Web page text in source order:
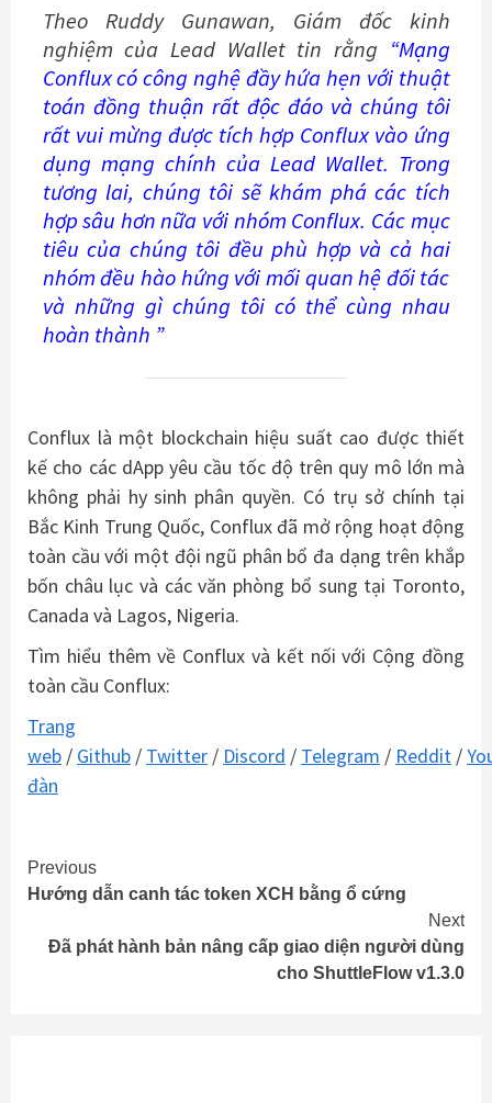
Theo Ruddy Gunawan, Giám đốc kinh
nghiệm của Lead Wallet tin rằng “Mạng
Conflux có công nghệ đầy hứa hẹn với thuật
toán đồng thuận rất độc đáo và chúng tôi
rất vui mừng được tích hợp Conflux vào ứng
dụng mạng chính của Lead Wallet. Trong
tương lai, chúng tôi sẽ khám phá các tích
hợp sâu hơn nữa với nhóm Conflux. Các mục
tiêu của chúng tôi đều phù hợp và cả hai
nhóm đều hào hứng với mối quan hệ đối tác
và những gì chúng tôi có thể cùng nhau
hoàn thành ”
Conflux là một blockchain hiệu suất cao được thiết
kế cho các dApp yêu cầu tốc độ trên quy mô lớn mà
không phải hy sinh phân quyền. Có trụ sở chính tại
Bắc Kinh Trung Quốc, Conflux đã mở rộng hoạt động
toàn cầu với một đội ngũ phân bổ đa dạng trên khắp
bốn châu lục và các văn phòng bổ sung tại Toronto,
Canada và Lagos, Nigeria.
Tìm hiểu thêm về Conflux và kết nối với Cộng đồng
toàn cầu Conflux:
Trang
web / Github / Twitter / Discord / Telegram / Reddit /
đàn
Continue
Reading
Previous
Hướng dẫn canh tác token XCH bằng ổ cứng
Next
Đã phát hành bản nâng cấp giao diện người dùng
cho ShuttleFlow v1.3.0